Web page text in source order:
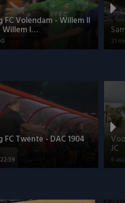
Volendam - Willem II
Willem I…
21
Twente - DAC 1904
JC
6